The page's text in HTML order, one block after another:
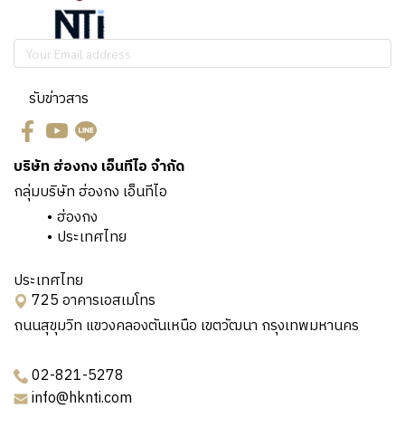
รับข่าวสาร
บริษัท ฮ่องกง เอ็นทีไอ จำกัด
กลุ่มบริษัท ฮ่องกง เอ็นทีไอ
ฮ่องกง
ประเทศไทย
ประเทศไทย
725 อาคารเอสเมโทร
ถนนสุขุมวิท แขวงคลองตันเหนือ เขตวัฒนา กรุงเทพมหานคร
02-821-5278
info@hknti.com